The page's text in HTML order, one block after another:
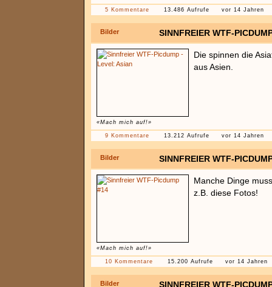
5 Kommentare 13.486 Aufrufe vor 14 Jahren
Bilder SINNFREIER WTF-
«Mach mich auf!»
Die spinnen die
aus Asien.
9 Kommentare 13.212 Aufrufe vor 14 Jahren
Bilder SINNFREIER WTF-
«Mach mich auf!»
Manche Dinge
z.B. diese Fotos!
10 Kommentare 15.200 Aufrufe vor 14 Jahren
Bilder SINNFREIER WTF-